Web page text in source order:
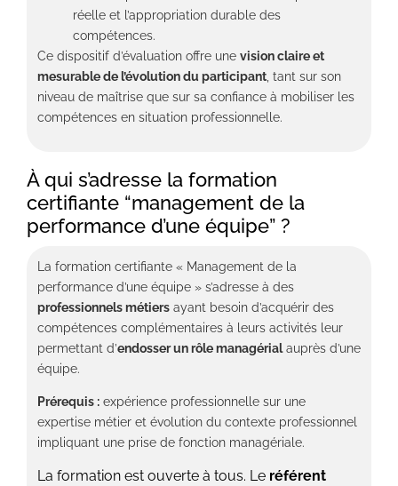
réelle et l’appropriation durable des
compétences.
Ce dispositif d’évaluation offre une vision claire et
mesurable de l’évolution du participant, tant sur son
niveau de maîtrise que sur sa confiance à mobiliser les
compétences en situation professionnelle.
À qui s’adresse la formation
certifiante “management de la
performance d’une équipe” ?
La formation certifiante « Management de la
performance d’une équipe » s’adresse à des
professionnels métiers ayant besoin d’acquérir des
compétences complémentaires à leurs activités leur
permettant d’endosser un rôle managérialauprès d’une
équipe.
Prérequis : expérience professionnelle sur une
expertise métier et évolution du contexte professionnel
impliquant une prise de fonction managériale.
La formation est ouverte à tous. Le référent